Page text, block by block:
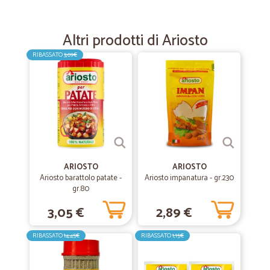
Tutto bene consegna veloce
—Chiara G.
È stata la prima volta che ho…
È stata la prima volta che ho acquistato da questo sito e mi sono
trovata benissimo. Ripeterò l'esperienza.
—Mirella B.
Tutto ok
—Giancarlo P.
Primo acquisto.Merce di buona qualita'…
Altri prodotti di Ariosto
RIBASSATO3,09€
ARIOSTO
Ariosto barattolo patate -
gr.80
3,05 €
ARIOSTO
Ariosto impanatura - gr.230
2,89 €
RIBASSATO14,45€ RIBASSATO1,15€